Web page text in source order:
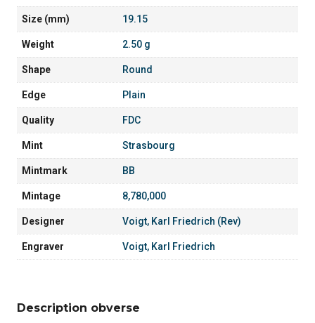
Size (mm) 19.15
Weight 2.50 g
Shape Round
Edge Plain
Quality FDC
Mint Strasbourg
Mintmark BB
Mintage 8,780,000
Designer Voigt, Karl Friedrich (Rev)
Engraver Voigt, Karl Friedrich
Description obverse